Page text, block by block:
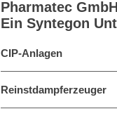
Pharmatec GmbH
Ein Syntegon
CIP-Anlagen
Reinstdampferzeuger